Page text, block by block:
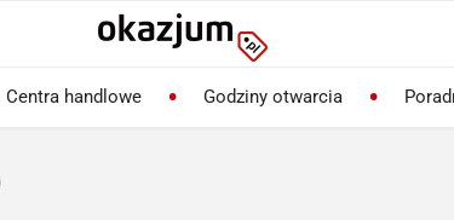
Centra handlowe Godziny otwarcia